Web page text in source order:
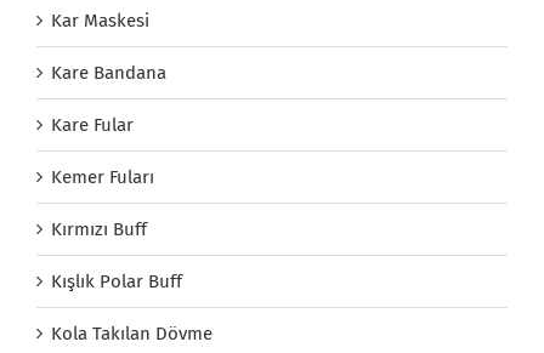
Kar Maskesi
Kare Bandana
Kare Fular
Kemer Fuları
Kırmızı Buff
Kışlık Polar Buff
Kola Takılan Dövme